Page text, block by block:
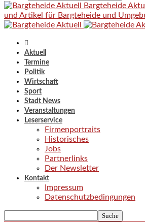
Bargteheide
und Artikel für Bargteheide und
Aktuell
Termine
Politik
Wirtschaft
Sport
Stadt News
Veranstaltungen
Leserservice
Firmenportraits
Historisches
Jobs
Partnerlinks
Der Newsletter
Kontakt
Impressum
Datenschutzbedingungen